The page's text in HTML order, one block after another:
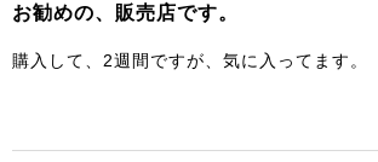
お勧めの、販売店です。
購入して、2週間ですが、気に入ってます。